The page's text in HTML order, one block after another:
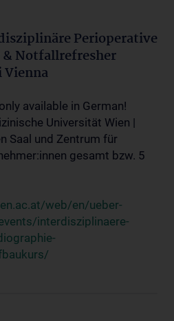
Perioperative
Notfallrefresher
Vienna
available in German!
Universität Wien |
Saal und Zentrum für
gesamt bzw. 5
web/en/ueber-
interdisziplinaere-